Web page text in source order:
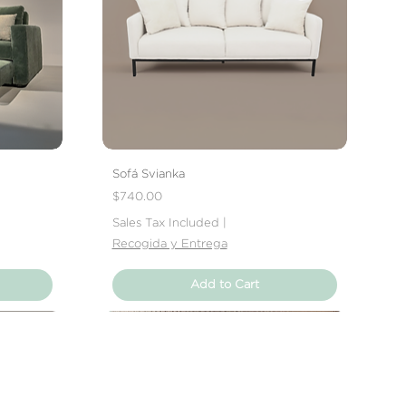
Sofá Svianka
Price
$740.00
Sales Tax Included
Recogida y Entrega
Add to Cart